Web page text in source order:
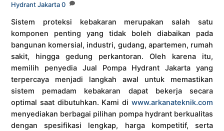
Hydrant Jakarta 0
Sistem proteksi kebakaran merupakan salah satu
komponen penting yang tidak boleh diabaikan pada
bangunan komersial, industri, gudang, apartemen, rumah
sakit, hingga gedung perkantoran. Oleh karena itu,
memilih penyedia Jual Pompa Hydrant Jakarta yang
terpercaya menjadi langkah awal untuk memastikan
sistem pemadam kebakaran dapat bekerja secara
optimal saat dibutuhkan. Kami di www.arkanateknik.com
menyediakan berbagai pilihan pompa hydrant berkualitas
dengan spesifikasi lengkap, harga kompetitif, serta